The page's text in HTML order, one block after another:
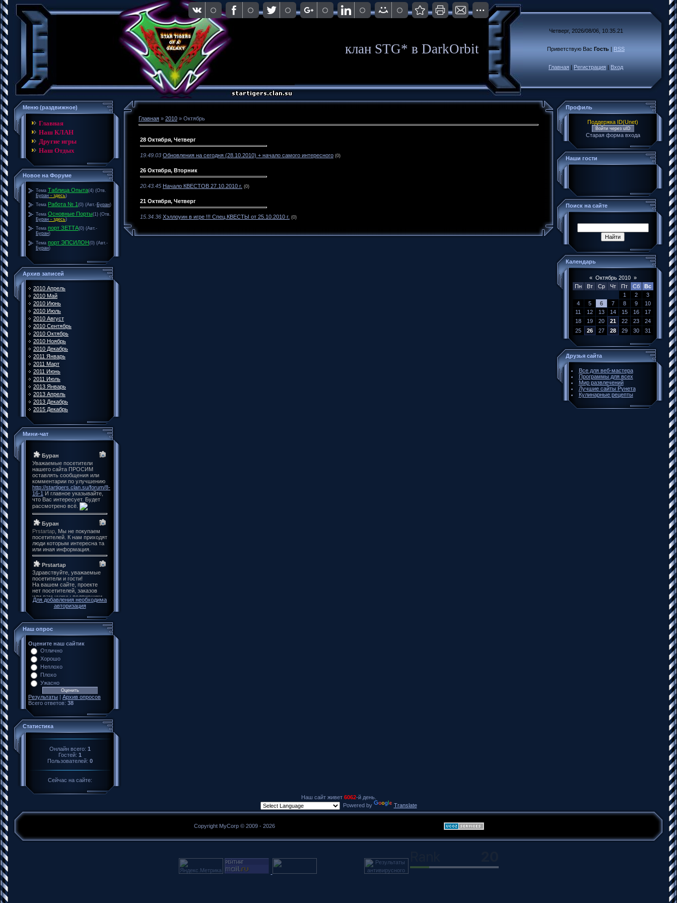
клан STG* в DarkOrbit
Четверг, 2026/08/06, 10.35.21
Приветствую Вас Гость | RSS
Главная | Регистрация | Вход
Меню (раздвижное)
Главная
Наш КЛАН
Другие игры
Наш Отдых
Новое на Форуме
Тема Таблица Опыта(4) (Отв.
Буран - здесь)
Тема Работа № 1 (0) (Авт.-Буран)
Тема Основные Порты(1) (Отв.
Буран - здесь)
Тема порт ЗЕТТА(0) (Авт.-
Буран)
Тема порт ЭПСИЛОН(0) (Авт.-
Буран)
Архив записей
2010 Апрель
2010 Май
2010 Июнь
2010 Июль
2010 Август
2010 Сентябрь
2010 Октябрь
2010 Ноябрь
2010 Декабрь
2011 Январь
2011 Март
2011 Июнь
2011 Июль
2013 Январь
2013 Апрель
2013 Декабрь
2015 Декабрь
Мини-чат
Для добавления необходима
авторизация
Наш опрос
Оцените наш сайтик
Отлично
Хорошо
Неплохо
Плохо
Ужасно
Результаты | Архив опросов
Всего ответов: 38
Статистика
Онлайн всего: 1
Гостей: 1
Пользователей: 0
Сейчас на сайте:
Главная » 2010 » Октябрь
28 Октября, Четверг
19.49.03 Обновления на сегодня (28.10.2010) + начало самого интересного (0)
26 Октября, Вторник
20.43.45 Начало КВЕСТОВ 27.10.2010 г. (0)
21 Октября, Четверг
15.34.36 Хэллоуин в игре !!! Спец.КВЕСТЫ от 25.10.2010 г. (0)
Профиль
Поддержка ID(Unet)
Войти через uID
Старая форма входа
Наши гости
Поиск на сайте
Календарь
« Октябрь 2010 »
Пн
Вт Ср Чт Пт Сб
Вс
1
2
3
4
5 6 7 8 9
10
11
12 13 14 15 16
17
18
19 20 21 22 23
24
25
26 27 28 29 30 31
Друзья сайта
Все для веб-мастера
Программы для всех
Мир развлечений
Лучшие сайты Рунета
Кулинарные рецепты
Наш сайт живет 6062-й день.
Powered by
Translate
Copyright MyCorp © 2009 - 2026